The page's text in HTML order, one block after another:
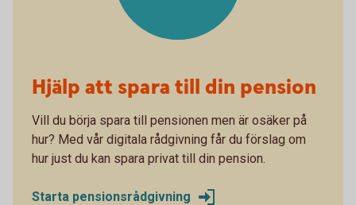
Hjälp att spara till din pension
Vill du börja spara till pensionen men är osäker på
hur? Med vår digitala rådgivning får du förslag om
hur just du kan spara privat till din pension.
Starta pensionsrådgivning